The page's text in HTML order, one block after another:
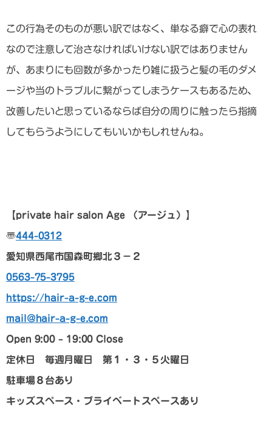
この行為そのものが悪い訳ではなく、単なる癖で心の表れ
なので注意して治さなければいけない訳ではありません
が、あまりにも回数が多かったり雑に扱うと髪の毛のダメ
ージや当のトラブルに繋がってしまうケースもあるため、
改善したいと思っているならば自分の周りに触ったら指摘
してもらうようにしてもいいかもしれせんね。
【private hair salon Age （アージュ） 】
〠444-0312
愛知県西尾市国森町郷北３－２
0563-75-3795
https://hair-a-g-e.com
mail@hair-a-g-e.com
Open 9:00 – 19:00 Close
定休日 毎週月曜日 第１・３・５火曜日
駐車場８台あり
キッズスペース・プライベートスペースあり